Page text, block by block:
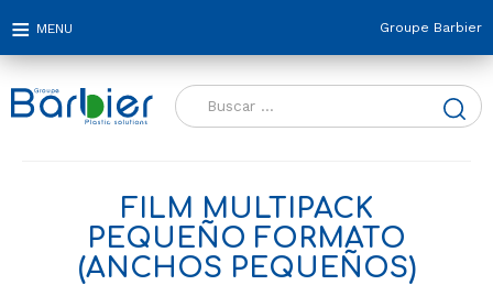
Groupe Barbier
Buscar:
FILM MULTIPACK
PEQUEÑO FORMATO
(ANCHOS PEQUEÑOS)